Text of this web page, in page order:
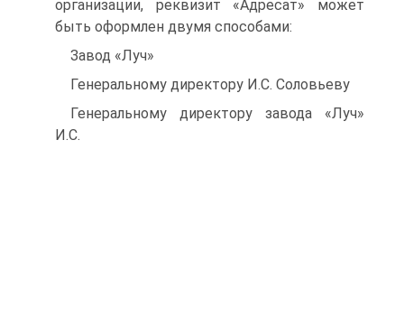
организации, реквизит «Адресат» может
быть оформлен двумя способами:
Завод «Луч»
Генеральному директору И.С. Соловьеву
Генеральному директору завода «Луч»
И.С.